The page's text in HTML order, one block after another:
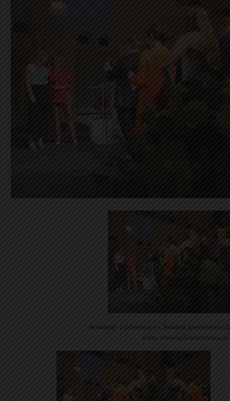
Автограф- и фотосессия с Эвелиной Хромченко на
Фото ©evelinakhromtchenko.com